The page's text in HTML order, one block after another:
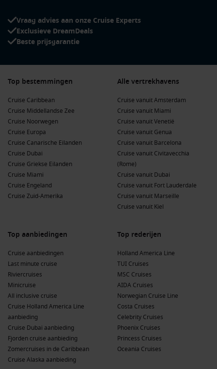
museum vertelt de geschiedenis van de Japanse marine en
biedt een kijk op verschillende marineschepen.
Geniet van het uitzicht vanaf de Sasebo Bridge:
haven en de omliggende bergen. Perfect voor foto’s!
Proef Sasebo-hamburgers:
Geniet van de unieke
een van de vele restaurants in het gebied.
Natuurverkenning in de omgeving:Sasebo is omgeven
door prachtige natuur. Maak een wandeling in het
Nagasaki Prefectural Saikai National Park, dat bekend staat
om zijn adembenemende uitzichten en flora.
Buienhavens voor en na Sasebo
Tijdens je cruise naar Sasebo kunnen ook deze havens
worden bezocht:
de iconische Fuji-berg. Bezoekers kunnen de Shiraito-
watervallen verkennen of een lokale vismarkt bezoeken.
Kanmon Strait,
Dit prachtige zeestraat heeft
indrukwekkende uitzichten en is beroemd om zijn snelle
veerboten. Geniet van het uitzicht op de brug en het
omliggende landschap.
Dit populaire vakantiebestemming
unieke culturele ervaringen zoals het bezoeken van
traditionele dorpen.
Busan,Zuid-Korea:Als de op een na grootste stad van
Zuid-Korea, biedt Busan een mix van moderne en
Vraag advies aan onze Cruise Experts
Exclusieve DreamDeals
Beste prijsgarantie
Top bestemmingen
Cruise Caribbean
Cruise Middellandse Zee
Cruise Noorwegen
Cruise Europa
Cruise Canarische Eilanden
Cruise Dubai
Cruise Griekse Eilanden
Cruise Miami
Cruise Engeland
Cruise Zuid-Amerika
Alle vertrekhavens
Cruise vanuit Amsterdam
Cruise vanuit Miami
Cruise vanuit Venetië
Cruise vanuit Genua
Cruise vanuit Barcelona
Cruise vanuit Civitavecchia
(Rome)
Cruise vanuit Dubai
Cruise vanuit Fort Lauderdale
Cruise vanuit Marseille
Cruise vanuit Kiel
Top aanbiedingen
Cruise aanbiedingen
Last minute cruise
Riviercruises
Minicruise
All inclusive cruise
Cruise Holland America Line
aanbieding
Cruise Dubai aanbieding
Fjorden cruise aanbieding
Zomercruises in de Caribbean
Cruise Alaska aanbieding
Top rederijen
Holland America Line
TUI Cruises
MSC Cruises
AIDA Cruises
Norwegian Cruise Line
Costa Cruises
Celebrity Cruises
Phoenix Cruises
Princess Cruises
Oceania Cruises